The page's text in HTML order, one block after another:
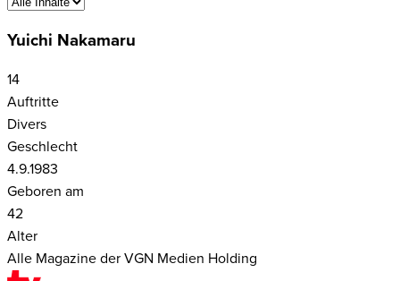
Yuichi Nakamaru
14
Auftritte
Divers
Geschlecht
4.9.1983
Geboren am
42
Alter
Alle Magazine der VGN Medien Holding